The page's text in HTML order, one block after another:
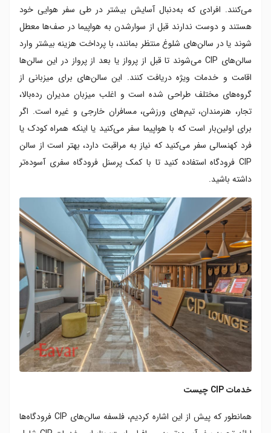
می‌کنند. افرادی که به‌دنبال آسایش بیشتر در طی سفر هوایی خود
هستند و دوست ندارند قبل از سوارشدن به هواپیما در صف‌ها معطل
شوند یا در سالن‌های شلوغ منتظر بمانند، با پرداخت هزینه بیشتر وارد
سالن‌های CIP می‌شوند تا قبل از پرواز یا بعد از پرواز در این سالن‌ها
اقامت و خدمات ویژه دریافت کنند. این سالن‌های برای میزبانی از
گروه‌های مختلف طراحی شده است و اغلب میزبان مدیران رده‌بالا،
تجار، هنرمندان، تیم‌های ورزشی، مسافران خارجی و غیره است. اگر
برای اولین‌بار است که با هواپیما سفر می‌کنید یا اینکه همراه کودک یا
فرد کهنسالی سفر می‌کنید که نیاز به مراقبت دارد، بهتر است از سالن
CIP فرودگاه استفاده کنید تا با کمک پرسنل فرودگاه سفری آسوده‌تر
داشته باشید.
خدمات CIP چیست
همانطور که پیش از این اشاره کردیم، فلسفه سالن‌های CIP فرودگاه‌ها